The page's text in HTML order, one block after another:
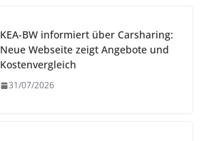
KEA-BW informiert über Carsharing:
Neue Webseite zeigt Angebote und
Kostenvergleich
31/07/2026